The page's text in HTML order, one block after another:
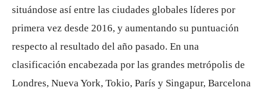
situándose así entre las ciudades globales líderes por
primera vez desde 2016, y aumentando su puntuación
respecto al resultado del año pasado. En una
clasificación encabezada por las grandes metrópolis de
Londres, Nueva York, Tokio, París y Singapur, Barcelona